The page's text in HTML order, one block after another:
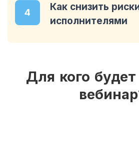
4
Как снизить
исполнителями
Для кого